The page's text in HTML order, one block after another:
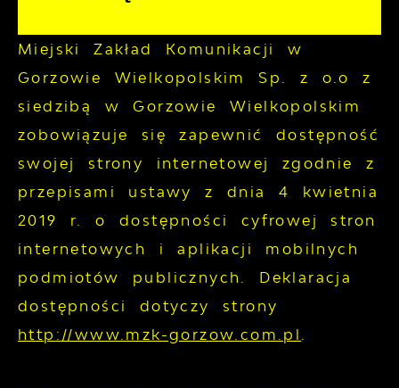
Miejski Zakład Komunikacji w
Gorzowie Wielkopolskim Sp. z o.o z
siedzibą w Gorzowie Wielkopolskim
zobowiązuje się zapewnić dostępność
swojej strony internetowej
zgodnie z
przepisami ustawy z dnia 4 kwietnia
2019 r. o dostępności cyfrowej stron
internetowych i aplikacji mobilnych
podmiotów publicznych. Deklaracja
dostępności dotyczy strony
http://www.mzk-gorzow.com.pl .